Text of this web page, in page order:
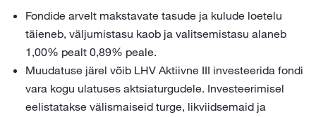
Fondide arvelt makstavate tasude ja kulude loetelu
täieneb, väljumistasu kaob ja valitsemistasu alaneb
1,00% pealt 0,89% peale.
Muudatuse järel võib LHV Aktiivne III investeerida fondi
vara kogu ulatuses aktsiaturgudele. Investeerimisel
eelistatakse välismaiseid turge, likviidsemaid ja